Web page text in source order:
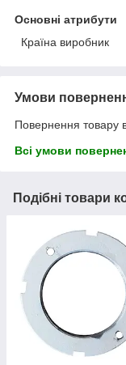
Основні атрибути
Країна виробник
Умови
Повернення товару
Всі умови
Подібні товари